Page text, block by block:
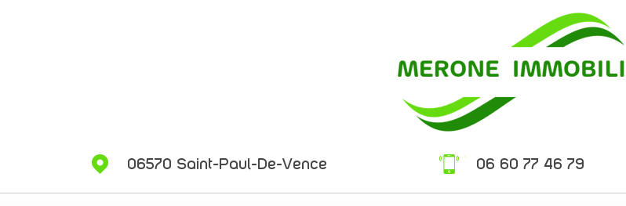
06 60 77 46 79
06570 Saint-Paul-De-Vence